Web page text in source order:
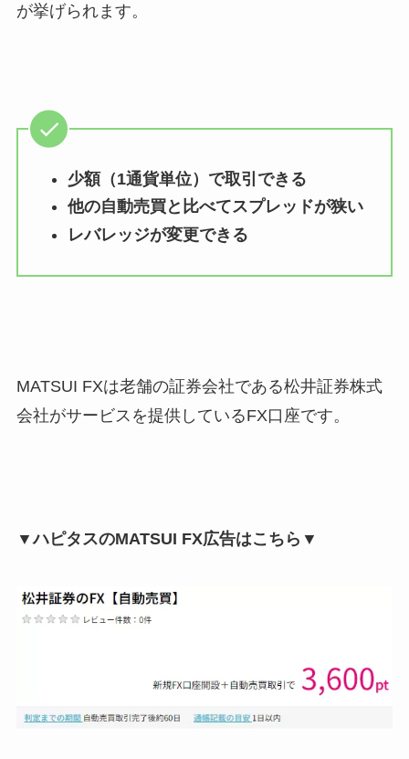
が挙げられます。
少額（1通貨単位）で取引できる
他の自動売買と比べてスプレッドが狭い
レバレッジが変更できる
MATSUI FXは老舗の証券会社である松井証券株式
会社がサービスを提供しているFX口座です。
▼ハピタスのMATSUI FX広告はこちら▼